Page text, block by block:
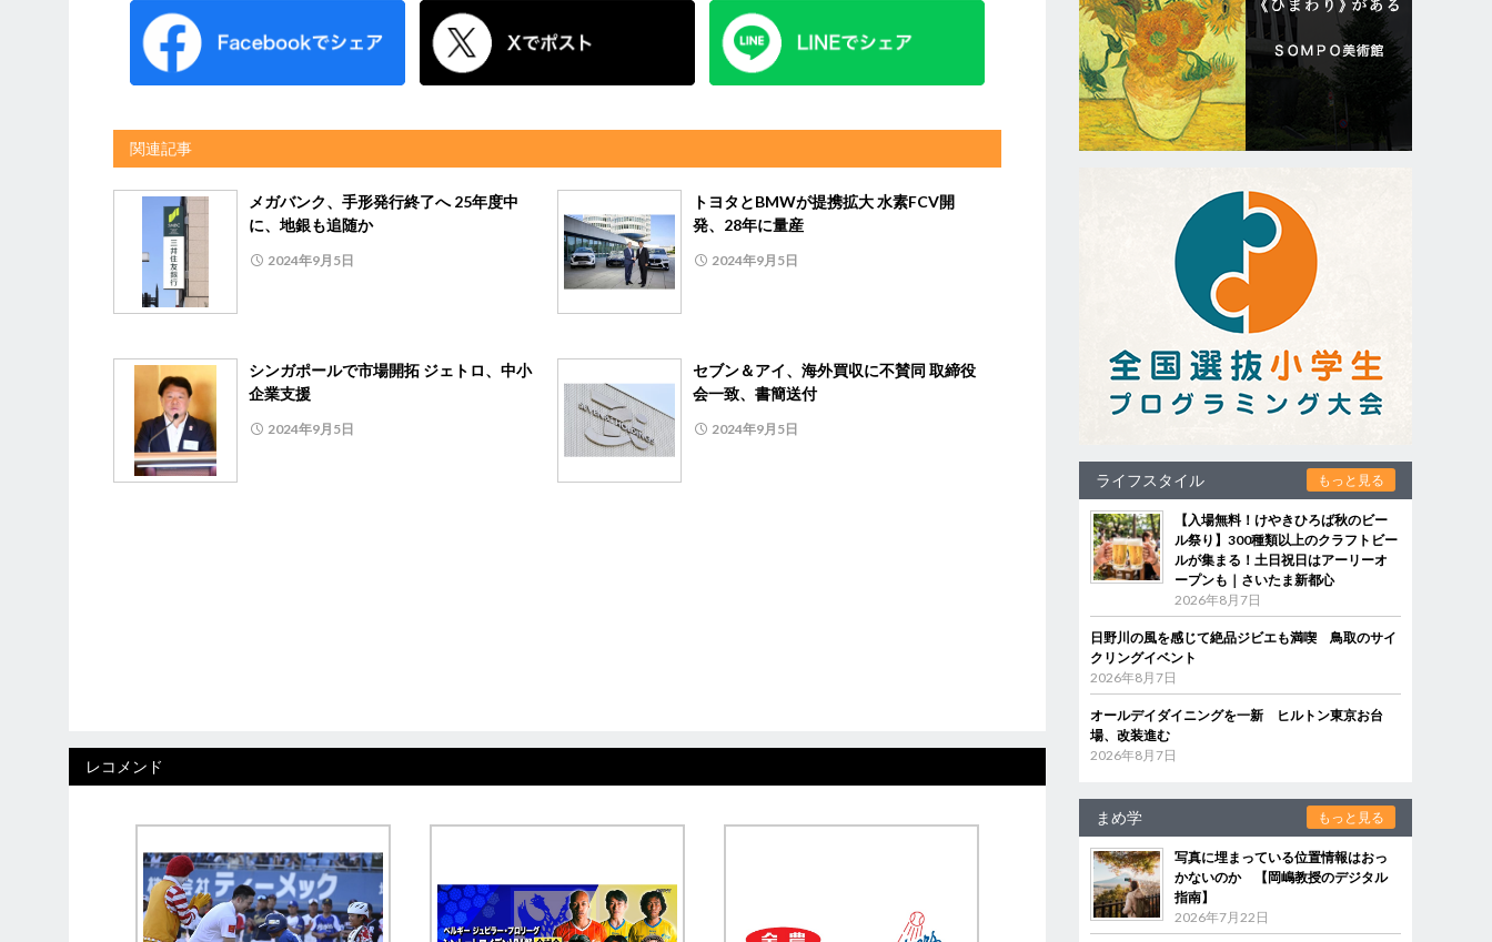
関連記事
メガバンク、手形発行終了へ 25年度中
に、地銀も追随か
2024年9月5日
トヨタとBMWが提携拡大 水素FCV開
発、28年に量産
2024年9月5日
シンガポールで市場開拓 ジェトロ、中小
企業支援
2024年9月5日
セブン＆アイ、海外買収に不賛同 取締役
会一致、書簡送付
2024年9月5日
レコメンド
ライフスタイル もっと見る
【入場無料！けやきひろば秋のビー
ル祭り】300種類以上のクラフトビー
ルが集まる！土日祝日はアーリーオ
ープンも｜さいたま新都心
2026年8月7日
日野川の風を感じて絶品ジビエも満喫 鳥取のサイ
クリングイベント
2026年8月7日
オールデイダイニングを一新 ヒルトン東京お台
場、改装進む
2026年8月7日
まめ学 もっと見る
写真に埋まっている位置情報はおっ
かないのか 【岡嶋教授のデジタル
指南】
2026年7月22日